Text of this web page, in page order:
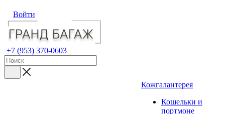
Войти
+7 (953) 370-0603
Кожгалантерея
Кошельки и
портмоне